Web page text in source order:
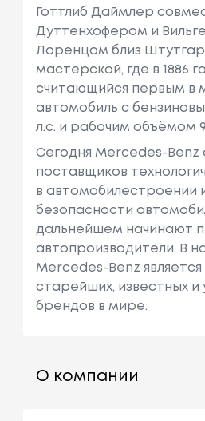
Готтлиб Даймлер
Дуттенхофером и
Лоренцом близ
мастерской, где в 1886
считающийся первым в
автомобиль с
л.с. и рабочим объёмом
Сегодня Mercedes-Benz
поставщиков
в автомобилестроении
безопасности
дальнейшем начинают
автопроизводители. В
Mercedes-Benz
старейших, известных и
брендов в мире.
О компании